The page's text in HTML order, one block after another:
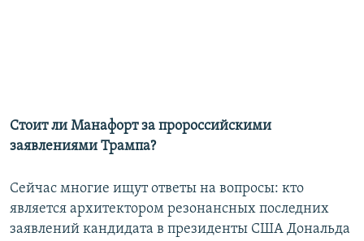
Стоит ли Манафорт за пророссийскими
заявлениями Трампа?
Сейчас многие ищут ответы на вопросы: кто
является архитектором резонансных последних
заявлений кандидата в президенты США Дональда